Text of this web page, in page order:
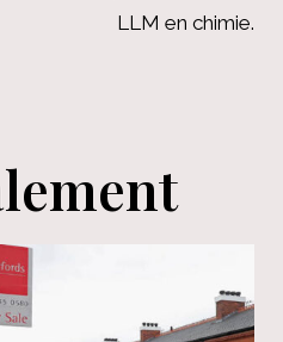
LLM en chimie.